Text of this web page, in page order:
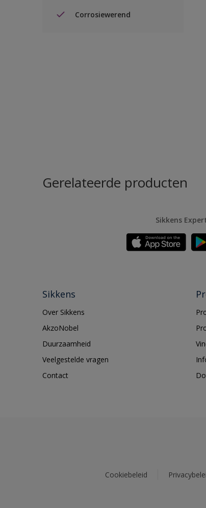
Corrosiewerend
Gerelateerde producten
Sikkens
Sikkens
Over Sikkens
AkzoNobel
Duurzaamheid
Veelgestelde vragen
Contact
Cookiebeleid